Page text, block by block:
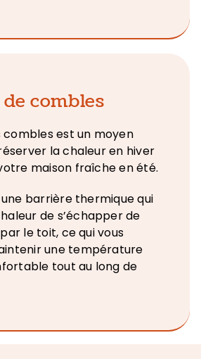
combles
combles est un moyen
la chaleur en hiver
maison fraîche en été.
barrière thermique qui
de s’échapper de
le toit, ce qui vous
une température
tout au long de